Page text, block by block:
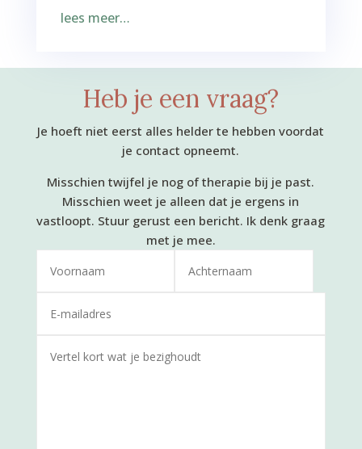
lees meer…
Heb je een vraag?
Je hoeft niet eerst alles helder te hebben voordat
je contact opneemt.
Misschien twijfel je nog of therapie bij je past.
Misschien weet je alleen dat je ergens in
vastloopt. Stuur gerust een bericht. Ik denk graag
met je mee.